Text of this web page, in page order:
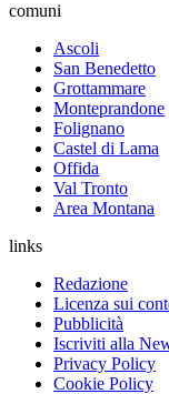
comuni
Ascoli
San Benedetto
Grottammare
Monteprandone
Folignano
Castel di Lama
Offida
Val Tronto
Area Montana
links
Redazione
Licenza sui
Pubblicità
Iscriviti alla
Privacy Policy
Cookie Policy